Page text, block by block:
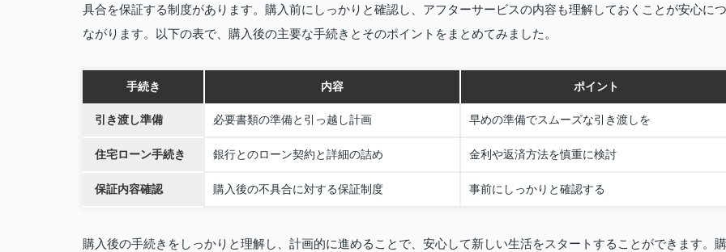
具合を保証する制度があります。購入前にしっかりと確認し、アフターサービスの内容も理解しておくことが安心につ
ながります。以下の表で、購入後の主要な手続きとそのポイントをまとめてみました。
手続き 内容 ポイント
引き渡し準備 必要書類の準備と引っ越し計画 早めの準備でスムーズな引き渡しを
住宅ローン手続き 銀行とのローン契約と詳細の詰め 金利や返済方法を慎重に検討
保証内容確認 購入後の不具合に対する保証制度 事前にしっかりと確認する
購入後の手続きをしっかりと理解し、計画的に進めることで、安心して新しい生活をスタートすることができます。購